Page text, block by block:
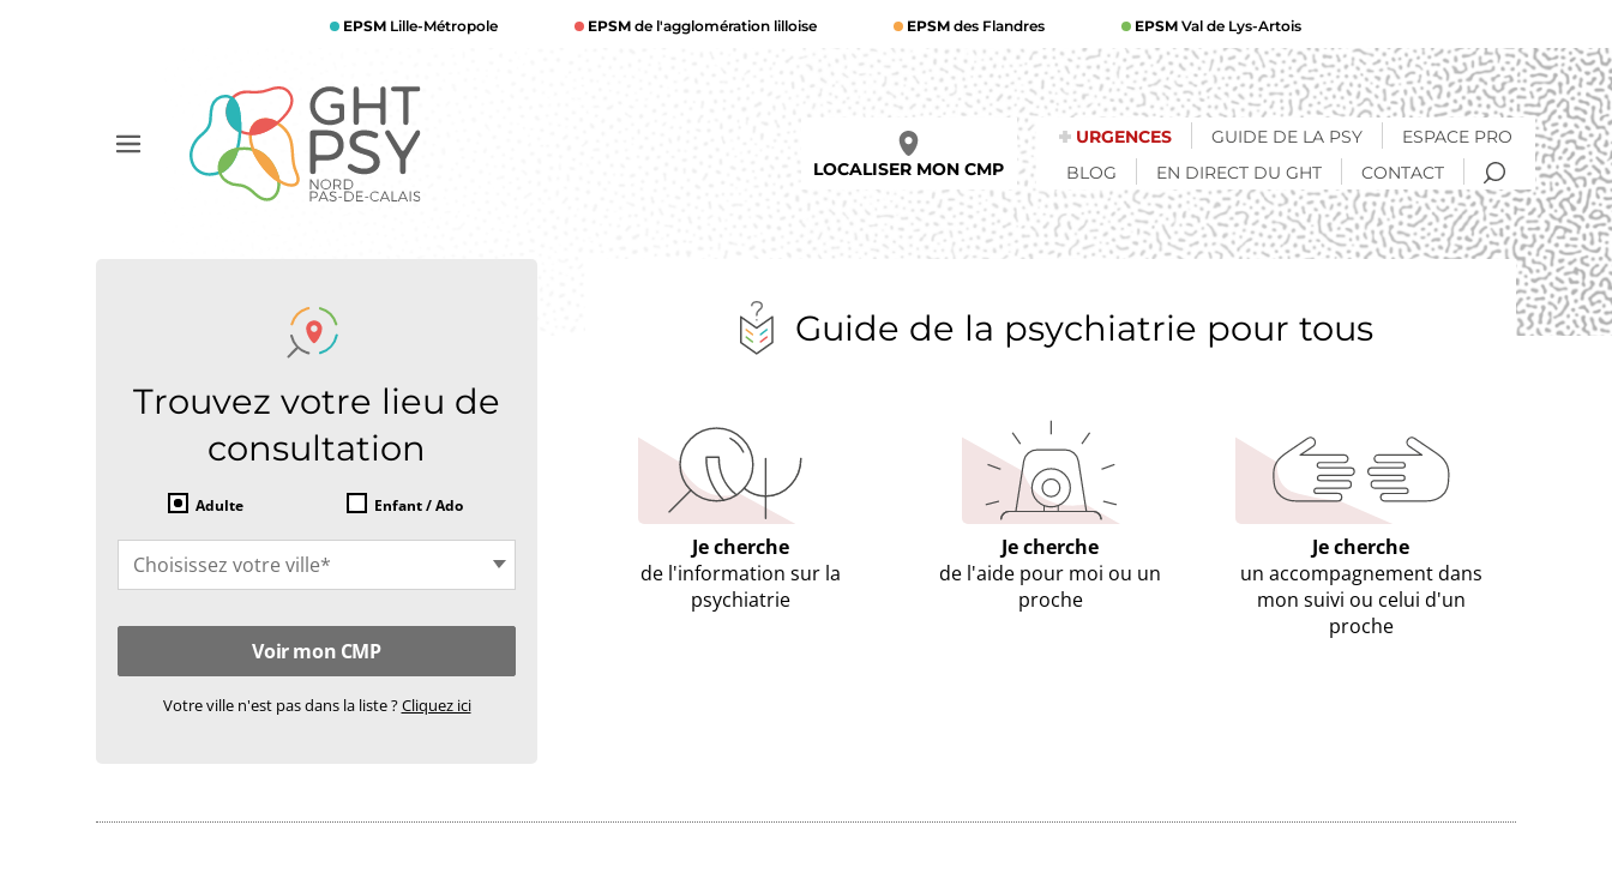
EPSM Lille-Métropole EPSM de l'agglomération lilloise EPSM des Flandres EPSM Val de Lys-Artois
Afficher
LOCALISER MON CMP
URGENCES GUIDE DE LA PSY
ESPACE PRO
BLOG
EN DIRECT DU GHT CONTACT RECHERCHE
Trouvez votre lieu de
consultation
Adulte Enfant / Ado
Choisissez votre ville*
Votre ville n'est pas dans la liste ?Cliquez ici
Guide de la psychiatrie pour tous
Je cherche
de l'information sur la
psychiatrie
Je cherche
de l'aide pour moi ou un
proche
Je cherche
un accompagnement dans
mon suivi ou celui d'un
proche